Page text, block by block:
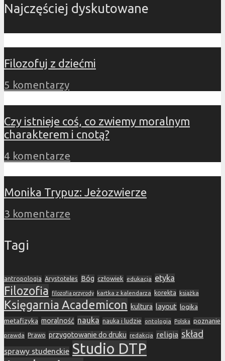
Najczęściej dyskutowane
Filozofuj z dziećmi
5 komentarzy
Czy istnieje coś, co zwiemy moralnym
charakterem i cnotą?
4 komentarze
Monika Trypuz: Jeżozwierze
3 komentarze
Tagi
antropologia Arystoteles Bóg człowiek edukacja etyka
Filozofia filozofia przyrody kartka z kalendarza korekta książka
Księgarnia Academicon kultura layout logika
metafizyka moralność nauka nauka i ludzie ontologia Polska poznanie
prawda Prawo przygotowanie do druku redakcja religia skład
sprawy studenckie Studio DTP